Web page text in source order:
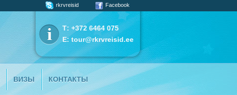
rkrvreisid Facebook
Т: +372 6464 075
E: tour@rkrvreisid.ee
ВИЗЫ КОНТАКТЫ